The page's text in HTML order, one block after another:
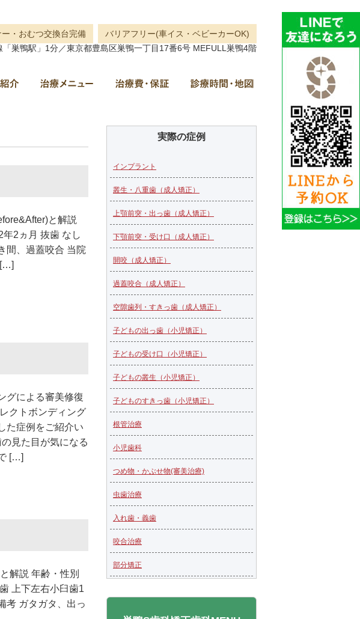
・おむつ交換台完備
バリアフリー(車イス・ベビーカーOK)
「巣鴨駅」1分／東京都豊島区巣鴨一丁目17番6号 MEFULL巣鴨4階
ナー・バリアフリー
スタッフ紹介 治療メニュー 治療費・保証 診療時間・地図
と解説
2ヵ月 抜歯 なし
間、過蓋咬合 当院
[…]
グによる審美修復
クトボンディング
た症例をご紹介い
見た目が気になる
[…]
解説 年齢・性別
上下左右小臼歯1
考 ガタガタ、出っ
実際の症例
インプラント
叢生・八重歯（成人矯正）
上顎前突・出っ歯（成人矯正）
下顎前突・受け口（成人矯正）
開咬（成人矯正）
過蓋咬合（成人矯正）
空隙歯列・すきっ歯（成人矯正）
子どもの出っ歯（小児矯正）
子どもの受け口（小児矯正）
子どもの叢生（小児矯正）
子どものすきっ歯（小児矯正）
根管治療
小児歯科
つめ物・かぶせ物(審美治療)
虫歯治療
入れ歯・義歯
咬合治療
部分矯正